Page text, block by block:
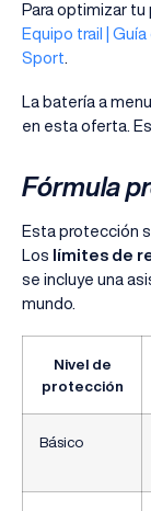
Para optimizar tu
Equipo trail |
Sport.
La batería a
en esta oferta.
Fórmula
Esta protección
Los límites de
se incluye una
mundo.
Nivel de
protección
Básico